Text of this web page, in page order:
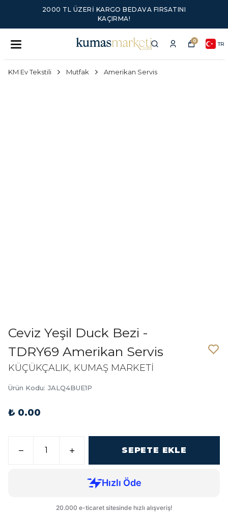
2000 TL ÜZERI KARGO BEDAVA FIRSATINI
KAÇIRMA!
0 TR
KM Ev Tekstili Mutfak Amerikan Servis
Ceviz Yeşil Duck Bezi -
TDRY69 Amerikan Servis
KÜÇÜKÇALIK, KUMAŞ MARKETİ
Ürün Kodu: JALQ4BUE1P
₺ 0.00
SEPETE EKLE